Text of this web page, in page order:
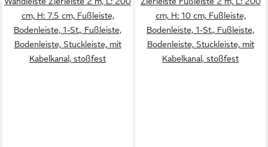
cm, H: 7.5 cm, Fußleiste,
Bodenleiste, 1-St., Fußleiste,
Bodenleiste, Stuckleiste, mit
Kabelkanal, stoßfest
cm, H: 10 cm, Fußleiste,
Bodenleiste, 1-St., Fußleiste,
Bodenleiste, Stuckleiste, mit
Kabelkanal, stoßfest